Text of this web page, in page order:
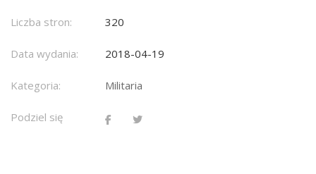
Liczba stron: 320
Data wydania: 2018-04-19
Kategoria: Militaria
Podziel się